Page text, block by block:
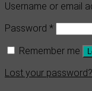
Username or email
Password *
Remember me
Lost your password?